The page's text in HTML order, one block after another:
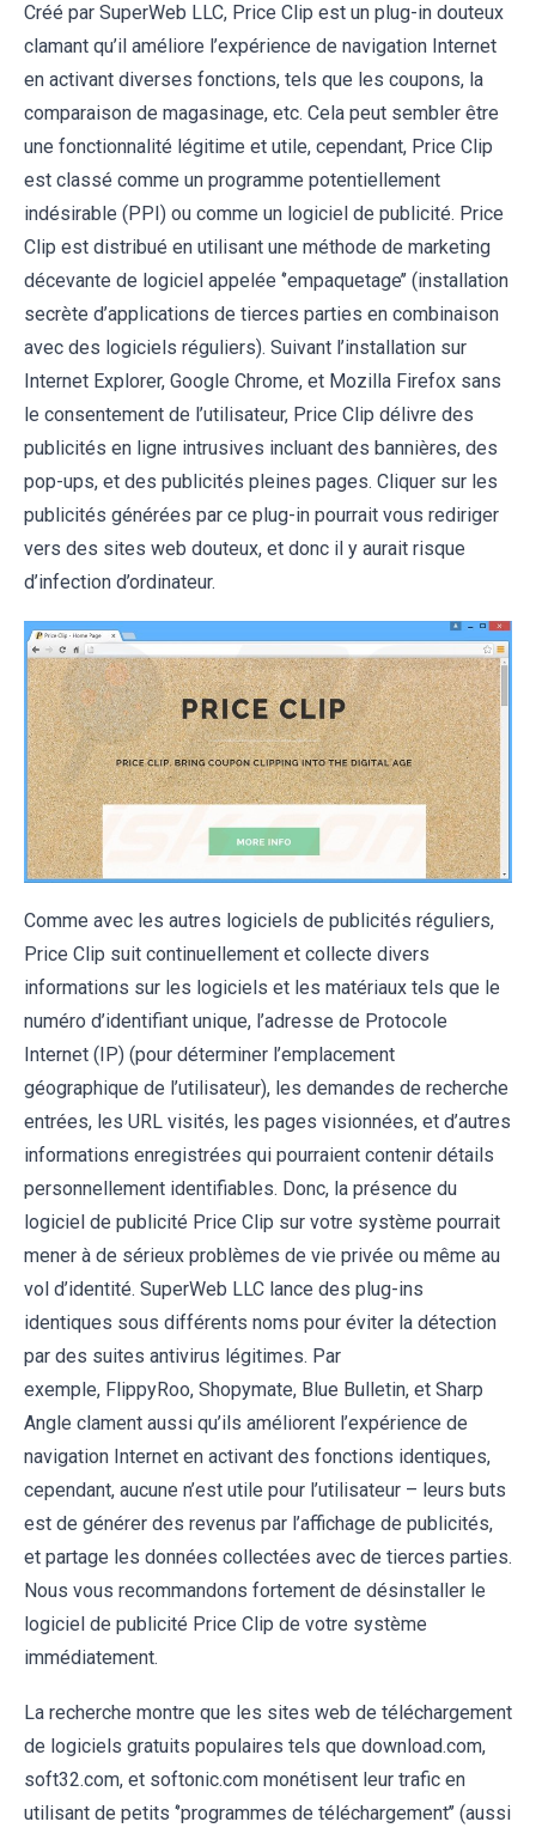
Créé par SuperWeb LLC, Price Clip est un plug-in douteux
clamant qu’il améliore l’expérience de navigation Internet
en activant diverses fonctions, tels que les coupons, la
comparaison de magasinage, etc. Cela peut sembler être
une fonctionnalité légitime et utile, cependant, Price Clip
est classé comme un programme potentiellement
indésirable (PPI) ou comme un logiciel de publicité. Price
Clip est distribué en utilisant une méthode de marketing
décevante de logiciel appelée ‘’empaquetage’’ (installation
secrète d’applications de tierces parties en combinaison
avec des logiciels réguliers). Suivant l’installation sur
Internet Explorer, Google Chrome, et Mozilla Firefox sans
le consentement de l’utilisateur, Price Clip délivre des
publicités en ligne intrusives incluant des bannières, des
pop-ups, et des publicités pleines pages. Cliquer sur les
publicités générées par ce plug-in pourrait vous rediriger
vers des sites web douteux, et donc il y aurait risque
d’infection d’ordinateur.
Comme avec les autres logiciels de publicités réguliers,
Price Clip suit continuellement et collecte divers
informations sur les logiciels et les matériaux tels que le
numéro d’identifiant unique, l’adresse de Protocole
Internet (IP) (pour déterminer l’emplacement
géographique de l’utilisateur), les demandes de recherche
entrées, les URL visités, les pages visionnées, et d’autres
informations enregistrées qui pourraient contenir détails
personnellement identifiables. Donc, la présence du
logiciel de publicité Price Clip sur votre système pourrait
mener à de sérieux problèmes de vie privée ou même au
vol d’identité. SuperWeb LLC lance des plug-ins
identiques sous différents noms pour éviter la détection
par des suites antivirus légitimes. Par
exemple, FlippyRoo, Shopymate, Blue Bulletin, et Sharp
Angle clament aussi qu’ils améliorent l’expérience de
navigation Internet en activant des fonctions identiques,
cependant, aucune n’est utile pour l’utilisateur – leurs buts
est de générer des revenus par l’affichage de publicités,
et partage les données collectées avec de tierces parties.
Nous vous recommandons fortement de désinstaller le
logiciel de publicité Price Clip de votre système
immédiatement.
La recherche montre que les sites web de téléchargement
de logiciels gratuits populaires tels que download.com,
soft32.com, et softonic.com monétisent leur trafic en
utilisant de petits ‘’programmes de téléchargement’’ (aussi